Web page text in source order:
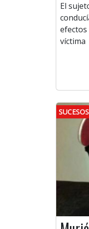
El
efectos
víctima
SUCESOS